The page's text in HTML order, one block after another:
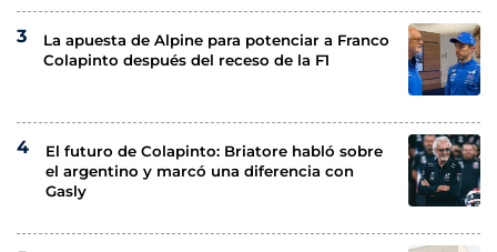
La apuesta de Alpine para potenciar a Franco
Colapinto después del receso de la F1
El futuro de Colapinto: Briatore habló sobre
el argentino y marcó una diferencia con
Gasly